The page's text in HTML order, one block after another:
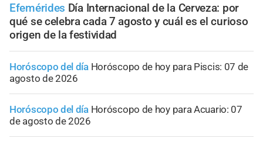
Efemérides Día Internacional de la Cerveza: por
qué se celebra cada 7 agosto y cuál es el curioso
origen de la festividad
Horóscopo del día Horóscopo de hoy para Piscis: 07 de
agosto de 2026
Horóscopo del día Horóscopo de hoy para Acuario: 07
de agosto de 2026